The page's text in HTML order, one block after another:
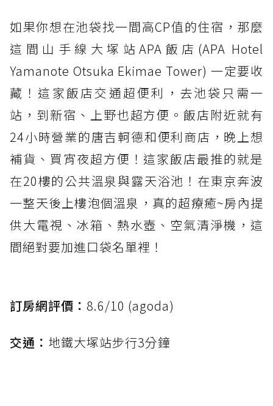
如果你想在池袋找一間高CP值的住宿，那麼
這間山手線大塚站APA飯店(APA Hotel
Yamanote Otsuka Ekimae Tower) 一定要收
藏！這家飯店交通超便利，去池袋只需一
站，到新宿、上野也超方便。飯店附近就有
24小時營業的唐吉軻德和便利商店，晚上想
補貨、買宵夜超方便！這家飯店最推的就是
在20樓的公共溫泉與露天浴池！在東京奔波
一整天後上樓泡個溫泉，真的超療癒~房內提
供大電視、冰箱、熱水壺、空氣清淨機，這
間絕對要加進口袋名單裡！
訂房網評價： 8.6/10 (agoda)
交通： 地鐵大塚站步行3分鐘